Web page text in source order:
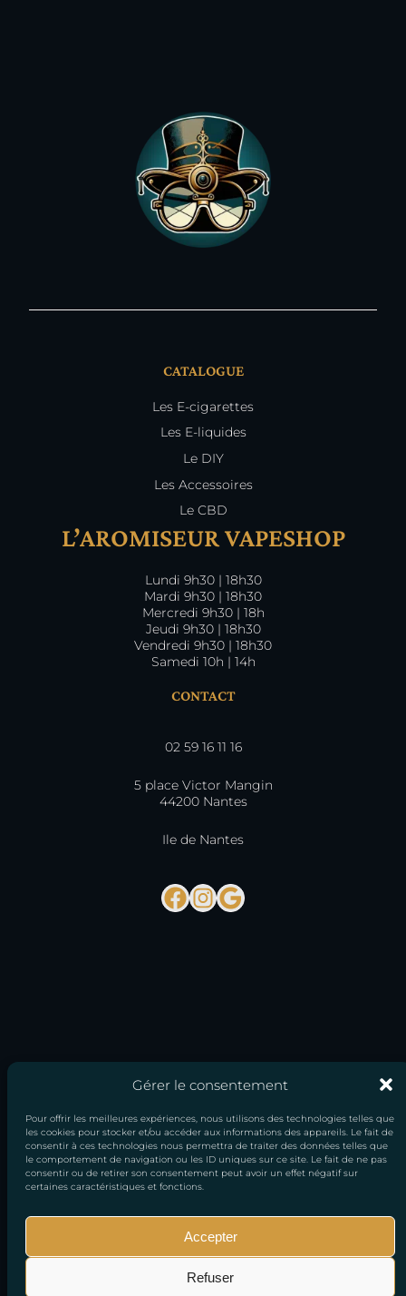
Gérer le consentement
Pour offrir les meilleures expériences, nous utilisons des technologies telles que
les cookies pour stocker et/ou accéder aux informations des appareils. Le fait de
consentir à ces technologies nous permettra de traiter des données telles que
le comportement de navigation ou les ID uniques sur ce site. Le fait de ne pas
consentir ou de retirer son consentement peut avoir un effet négatif sur
certaines caractéristiques et fonctions.
Accepter
Refuser
CATALOGUE
Les E-cigarettes
Les E-liquides
Le DIY
Les Accessoires
Le CBD
L’AROMISEUR VAPESHOP
Lundi 9h30 | 18h30
Mardi 9h30 | 18h30
Mercredi 9h30 | 18h
Jeudi 9h30 | 18h30
Vendredi 9h30 | 18h30
Samedi 10h | 14h
CONTACT
02 59 16 11 16
5 place Victor Mangin
44200 Nantes
Ile de Nantes
Facebook
Instagram
Google
Conditions générales
de vente